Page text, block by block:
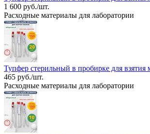
1 600 руб./шт.
Расходные материалы для лаборатории
Тупфер стерильный в пробирке для взятия
465 руб./шт.
Расходные материалы для лаборатории